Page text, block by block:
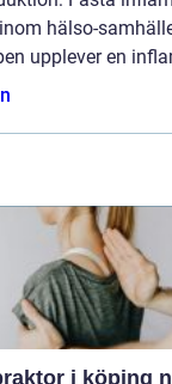
hälso-
upplever en
i köping när